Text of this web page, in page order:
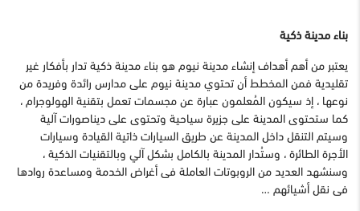
بناء مدينة ذكية
يعتبر من أهم أهداف إنشاء مدينة نيوم هو بناء مدينة ذكية تدار بأفكار غير
تقليدية فمن المخطط أن تحتوي مدينة نيوم على مدارس رائدة وفريدة من
نوعها ، إذ سيكون المُعلمون عبارة عن مجسمات تعمل بتقنية الهولوجرام ،
كما ستحتوى المدينة على جزيرة سياحية وتحتوى على ديناصورات آلية
وسيتم التنقل داخل المدينة عن طريق السيارات ذاتية القيادة وسيارات
الأجرة الطائرة ، وستُدار المدينة بالكامل بشكل آلي وبالتقنيات الذكية ،
وسنشهد العديد من الروبوتات العاملة فى أغراض الخدمة ومساعدة روادها
فى نقل أشيائهم …